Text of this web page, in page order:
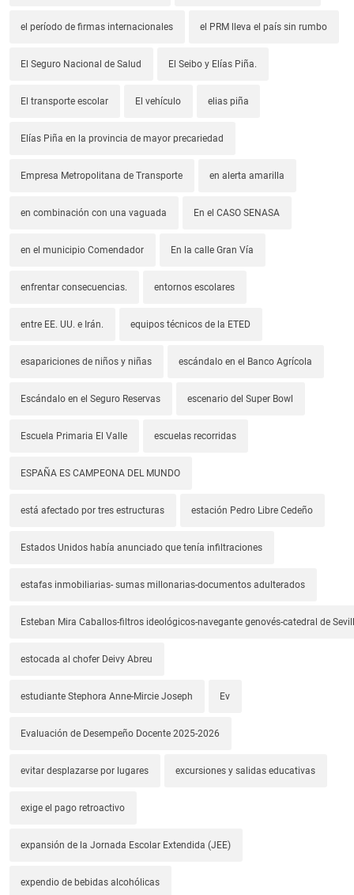
el período de firmas internacionales el PRM lleva el país sin rumbo
El Seguro Nacional de Salud El Seibo y Elías Piña.
El transporte escolar El vehículo elias piña
Elías Piña en la provincia de mayor precariedad
Empresa Metropolitana de Transporte en alerta amarilla
en combinación con una vaguada En el CASO SENASA
en el municipio Comendador En la calle Gran Vía
enfrentar consecuencias. entornos escolares
entre EE. UU. e Irán. equipos técnicos de la ETED
esapariciones de niños y niñas escándalo en el Banco Agrícola
Escándalo en el Seguro Reservas escenario del Super Bowl
Escuela Primaria El Valle escuelas recorridas
ESPAÑA ES CAMPEONA DEL MUNDO
está afectado por tres estructuras estación Pedro Libre Cedeño
Estados Unidos había anunciado que tenía infiltraciones
estafas inmobiliarias- sumas millonarias-documentos adulterados
Esteban Mira Caballos-filtros ideológicos-navegante genovés-catedral de
estocada al chofer Deivy Abreu
estudiante Stephora Anne-Mircie Joseph Ev
Evaluación de Desempeño Docente 2025-2026
evitar desplazarse por lugares excursiones y salidas educativas
exige el pago retroactivo
expansión de la Jornada Escolar Extendida (JEE)
expendio de bebidas alcohólicas